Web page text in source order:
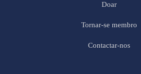
Doar
Tornar-se membro
Contactar-nos